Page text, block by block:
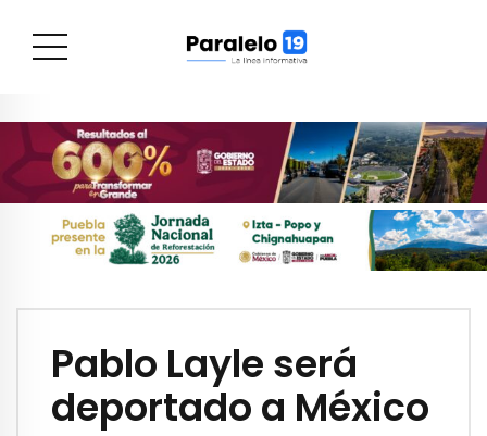
Pablo Layle será
deportado a México